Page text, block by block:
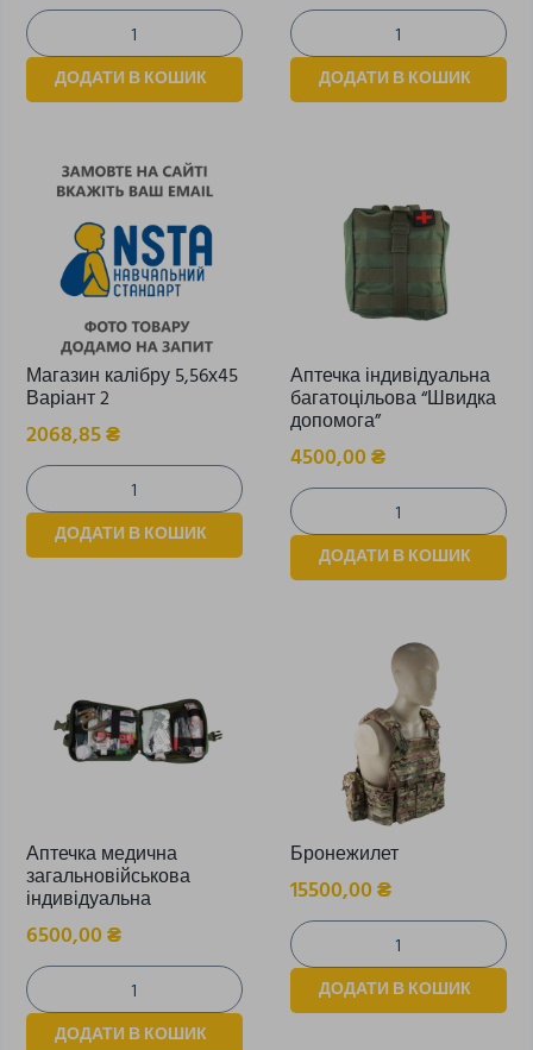
ДОДАТИ В КОШИК ДОДАТИ В КОШИК
Магазин калібру 5,56х45
Варіант 2
2068,85₴
ДОДАТИ В КОШИК
Аптечка індивідуальна
багатоцільова “Швидка
допомога”
4500,00₴
ДОДАТИ В КОШИК
Аптечка медична
загальновійськова
індивідуальна
6500,00₴
ДОДАТИ В КОШИК
Бронежилет
15500,00₴
ДОДАТИ В КОШИК